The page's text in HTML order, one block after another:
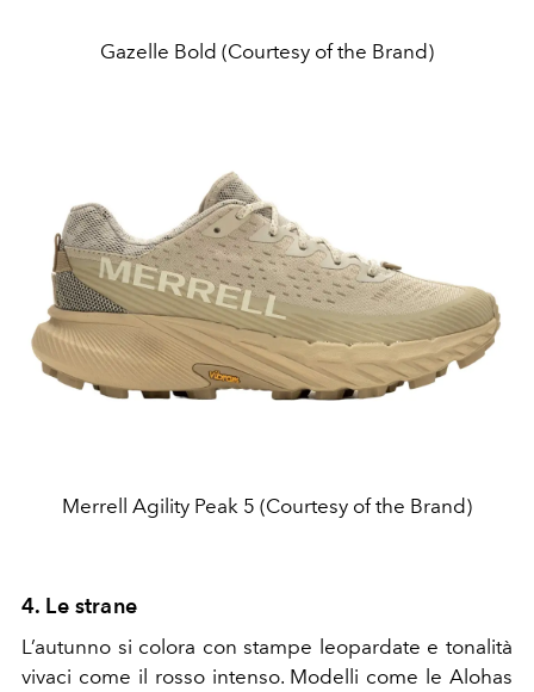
Gazelle Bold (Courtesy of the Brand)
Merrell Agility Peak 5 (Courtesy of the Brand)
4. Le strane
L’autunno si colora con stampe leopardate e tonalità
vivaci come il rosso intenso. Modelli come le Alohas